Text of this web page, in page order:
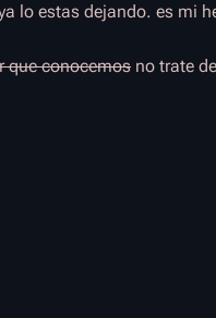
lo estas dejando. es mi
que conocemos no trate